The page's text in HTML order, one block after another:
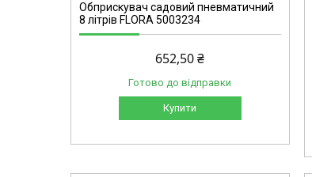
Обприскувач садовий пневматичний
8 літрів FLORA 5003234
652,50 ₴
Готово до відправки
Купити